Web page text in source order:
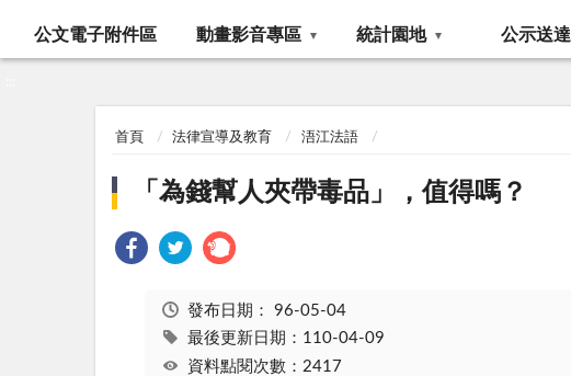
公文電子附件區 動畫影音專區 統計園地 公示送達
首頁 法律宣導及教育 浯江法語
「為錢幫人夾帶毒品」，值得嗎？
發布日期： 96-05-04
最後更新日期：110-04-09
資料點閱次數：2417